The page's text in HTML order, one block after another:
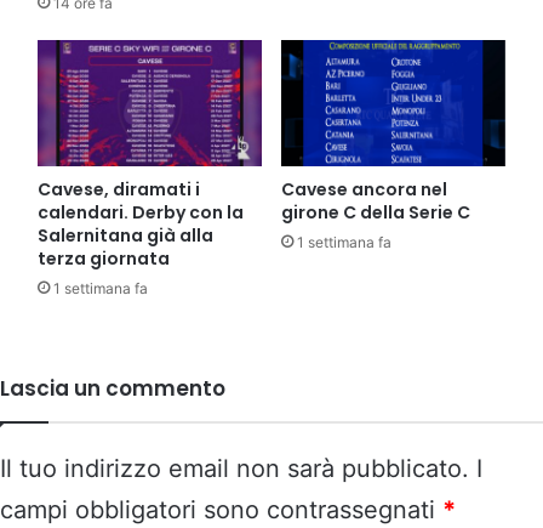
Cavese, diramati i
calendari. Derby con la
Salernitana già alla
terza giornata
1 settimana fa
Cavese ancora nel
girone C della Serie C
1 settimana fa
Lascia un commento
Il tuo indirizzo email non sarà pubblicato. I
campi obbligatori sono contrassegnati *